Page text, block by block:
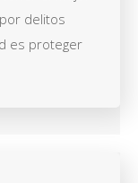
delitos
es proteger